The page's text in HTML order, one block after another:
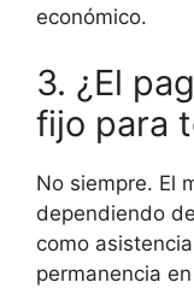
económico.
3. ¿El
fijo para
No siempre. El
dependiendo
como
permanencia